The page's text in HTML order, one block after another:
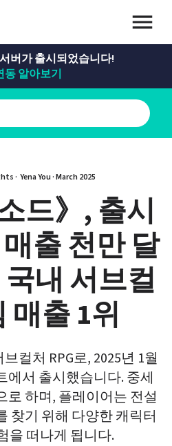
버가 출시되었습니다!
동 알아보기
· Yena You · March 2025
드》, 출시
출 천만 달
내 서브컬
매출 1위
컬처 RPG로, 2025년 1월
에서 출시했습니다. 중세
로 하며, 플레이어는 전설
찾기 위해 다양한 캐릭터
을 떠나게 됩니다.